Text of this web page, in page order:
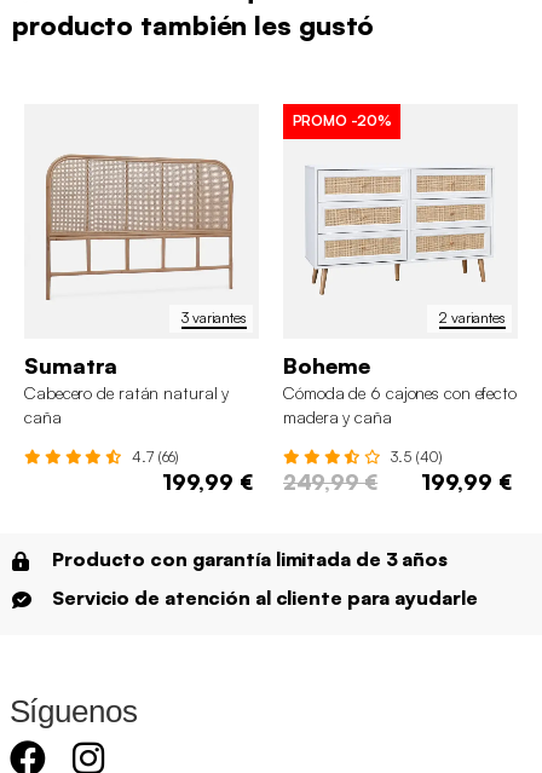
producto también les gustó
3 variantes
Sumatra
Cabecero de ratán natural y
caña
4.7 (66)
199,99 €
2 variantes
PROMO -20%
Boheme
Cómoda de 6 cajones con efecto
madera y caña
3.5 (40)
249,99 € 199,99 €
Producto con garantía limitada de 3 años
Servicio de atención al cliente para ayudarle
Síguenos